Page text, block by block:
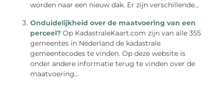
worden naar een nieuw dak. Er zijn verschillende...
Onduidelijkheid over de maatvoering van een
perceel? Op KadastraleKaart.com zijn van alle 355
gemeentes in Nederland de kadastrale
gemeentecodes te vinden. Op deze website is
onder andere informatie terug te vinden over de
maatvoering...